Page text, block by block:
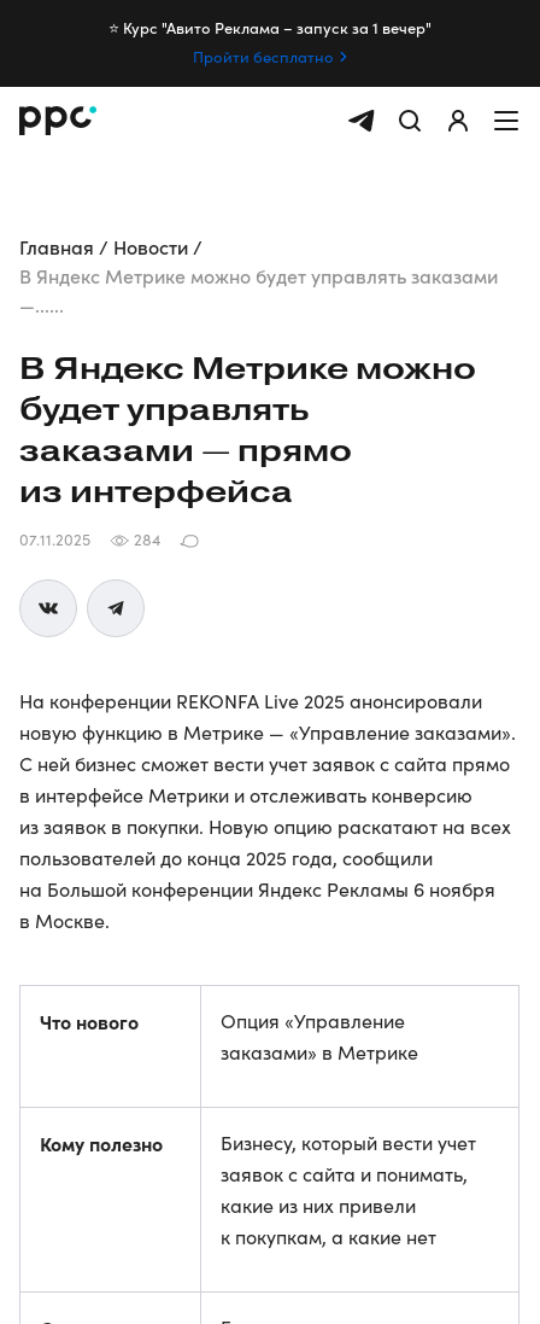
⭐️ Курс "Авито Реклама – запуск за 1 вечер"
Пройти бесплатно
Главная
Новости
В Яндекс Метрике можно будет управлять заказами
—......
В Яндекс Метрике можно
будет управлять
заказами — прямо
из интерфейса
07.11.2025 284
На конференции REKONFA Live 2025 анонсировали
новую функцию в Метрике — «Управление заказами».
С ней бизнес сможет вести учет заявок с сайта прямо
в интерфейсе Метрики и отслеживать конверсию
из заявок в покупки. Новую опцию раскатают на всех
пользователей до конца 2025 года, сообщили
на Большой конференции Яндекс Рекламы 6 ноября
в Москве.
Что нового
Опция «Управление
заказами» в Метрике
Кому полезно
Бизнесу, который вести учет
заявок с сайта и понимать,
какие из них привели
к покупкам, а какие нет